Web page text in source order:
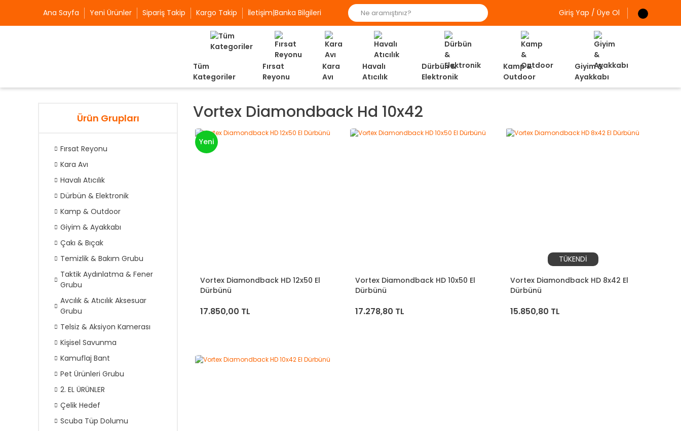
Ana Sayfa Yeni Ürünler Sipariş Takip Kargo Takip İletişim|Banka Bilgileri Giriş Yap / Üye Ol
Tüm
Kategoriler
Fırsat
Reyonu
Kara
Avı
Havalı
Atıcılık
Dürbün &
Elektronik
Kamp &
Outdoor
Giyim &
Ayakkabı
Ürün Grupları
Fırsat Reyonu
Kara Avı
Havalı Atıcılık
Dürbün & Elektronik
Kamp & Outdoor
Giyim & Ayakkabı
Çakı & Bıçak
Temizlik & Bakım Grubu
Taktik Aydınlatma & Fener
Grubu
Avcılık & Atıcılık Aksesuar
Grubu
Telsiz & Aksiyon Kamerası
Kişisel Savunma
Kamuflaj Bant
Pet Ürünleri Grubu
2. EL ÜRÜNLER
Çelik Hedef
Scuba Tüp Dolumu
Vortex Diamondback Hd 10x42
Yeni
Vortex Diamondback HD 12x50 El
Dürbünü
17.850,00 TL
Vortex Diamondback HD 10x50 El
Dürbünü
17.278,80 TL
TÜKENDİ
Vortex Diamondback HD 8x42 El
Dürbünü
15.850,80 TL